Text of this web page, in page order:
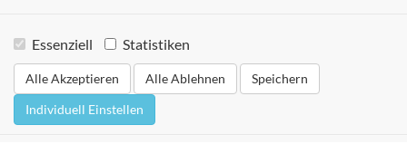
Essenziell Statistiken
Alle Akzeptieren Alle Ablehnen
Speichern
Individuell Einstellen